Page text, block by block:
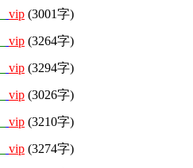
vip (3001字)
vip (3264字)
vip (3294字)
vip (3026字)
vip (3210字)
vip (3274字)